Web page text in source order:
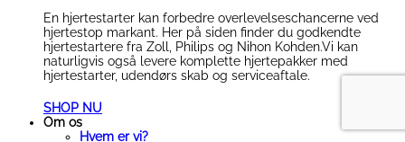
En hjertestarter kan forbedre overlevelseschancerne ved
hjertestop markant. Her på siden finder du godkendte
hjertestartere fra Zoll, Philips og Nihon Kohden.Vi kan
naturligvis også levere komplette hjertepakker med
hjertestarter, udendørs skab og serviceaftale.
SHOP NU
Om os
Hvem er vi?